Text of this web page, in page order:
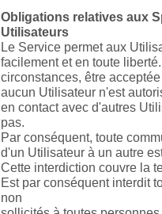
Obligations relatives aux
Utilisateurs
Le Service permet aux
facilement et en toute
circonstances, être
aucun Utilisateur n'est
en contact avec d'autres
pas.
Par conséquent, toute
d'un Utilisateur à un autre
Cette interdiction couvre la
Est par conséquent interdit
non